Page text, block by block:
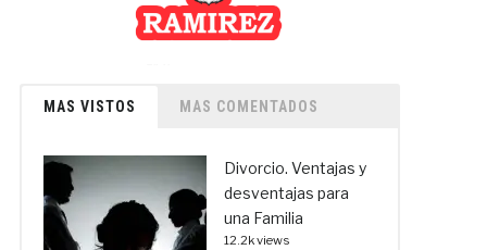
MAS VISTOS MAS COMENTADOS
Divorcio. Ventajas y
desventajas para
una Familia
12.2k views